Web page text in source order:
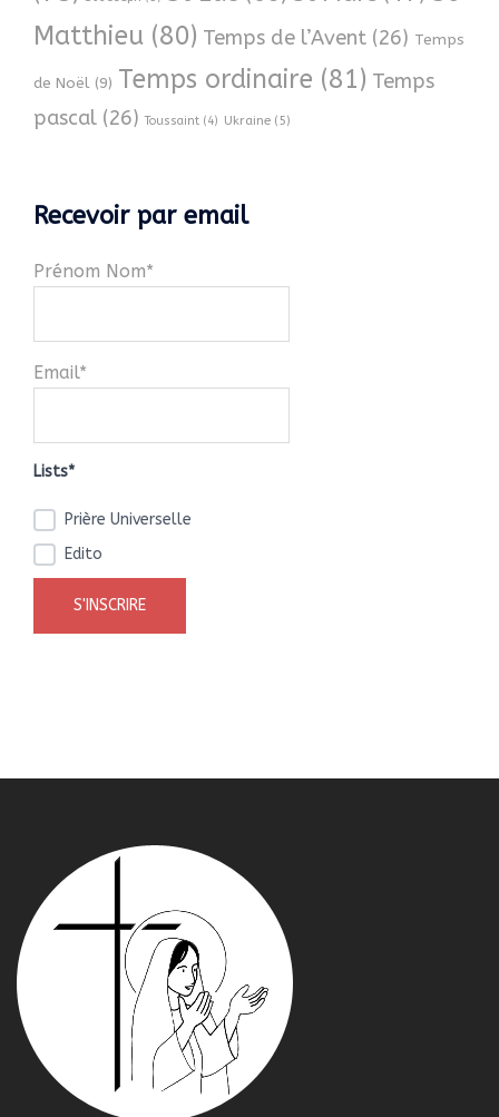
Matthieu (80) Temps de l’Avent (26) Temps
de Noël (9) Temps ordinaire (81) Temps
pascal (26) Toussaint (4) Ukraine (5)
Recevoir par email
Prénom Nom*
Email*
Lists*
Prière Universelle
Edito